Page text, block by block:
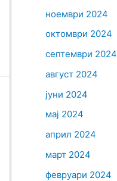
ноември 2024
октомври 2024
септември 2024
август 2024
јуни 2024
мај 2024
април 2024
март 2024
февруари 2024